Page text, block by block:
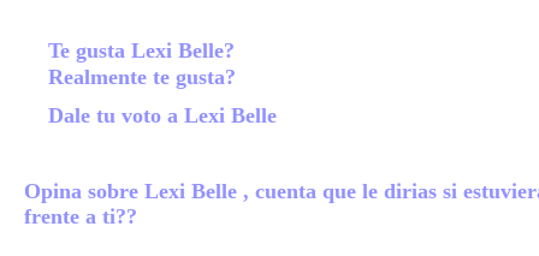
Te gusta Lexi Belle?
Realmente te gusta?
Dale tu voto a Lexi Belle
Opina sobre Lexi Belle , cuenta que le dirias si
frente a ti??